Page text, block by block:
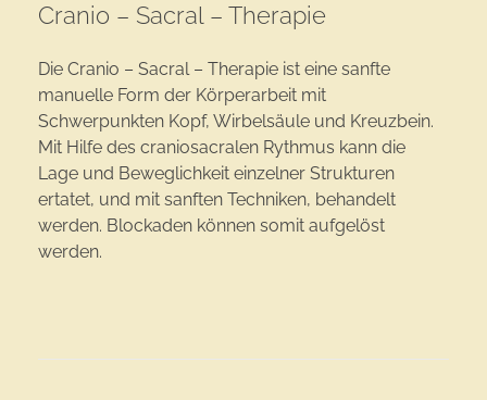
Cranio – Sacral – Therapie
Die Cranio – Sacral – Therapie ist eine sanfte
manuelle Form der Körperarbeit mit
Schwerpunkten Kopf, Wirbelsäule und Kreuzbein.
Mit Hilfe des craniosacralen Rythmus kann die
Lage und Beweglichkeit einzelner Strukturen
ertatet, und mit sanften Techniken, behandelt
werden. Blockaden können somit aufgelöst
werden.